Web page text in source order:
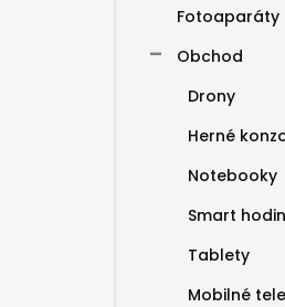
Fotoaparáty
Obchod
Drony
Herné
Notebooky
Smart
Tablety
Mobilné